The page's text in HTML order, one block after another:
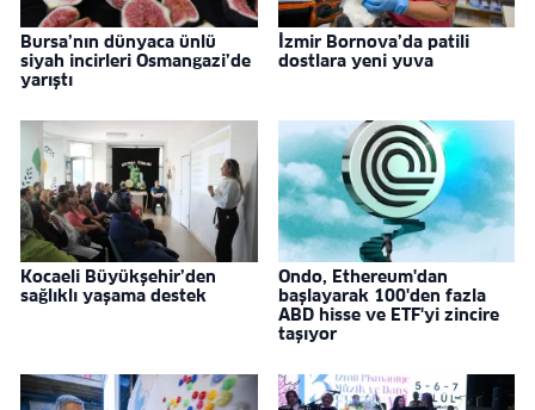
Bursa’nın dünyaca ünlü
siyah incirleri Osmangazi’de
yarıştı
İzmir Bornova’da patili
dostlara yeni yuva
Kocaeli Büyükşehir’den
sağlıklı yaşama destek
Ondo, Ethereum'dan
başlayarak 100'den fazla
ABD hisse ve ETF'yi zincire
taşıyor